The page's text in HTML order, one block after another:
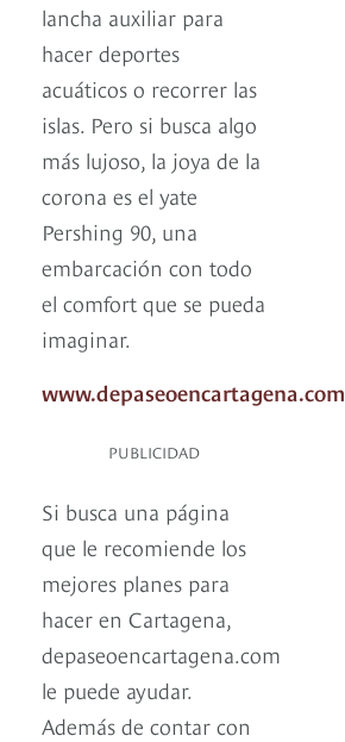
lancha auxiliar para
hacer deportes
acuáticos o recorrer las
islas. Pero si busca algo
más lujoso, la joya de la
corona es el yate
Pershing 90, una
embarcación con todo
el comfort que se pueda
imaginar.
www.depaseoencartagena.com
PUBLICIDAD
Si busca una página
que le recomiende los
mejores planes para
hacer en Cartagena,
depaseoencartagena.com
le puede ayudar.
Además de contar con